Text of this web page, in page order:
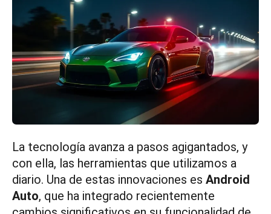
La tecnología avanza a pasos agigantados, y
con ella, las herramientas que utilizamos a
diario. Una de estas innovaciones es Android
Auto, que ha integrado recientemente